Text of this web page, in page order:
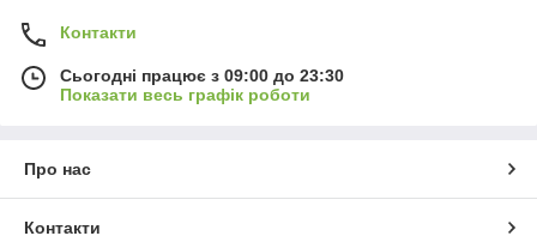
Контакти
Сьогодні працює з 09:00 до 23:30
Показати весь графік роботи
Про нас
Контакти